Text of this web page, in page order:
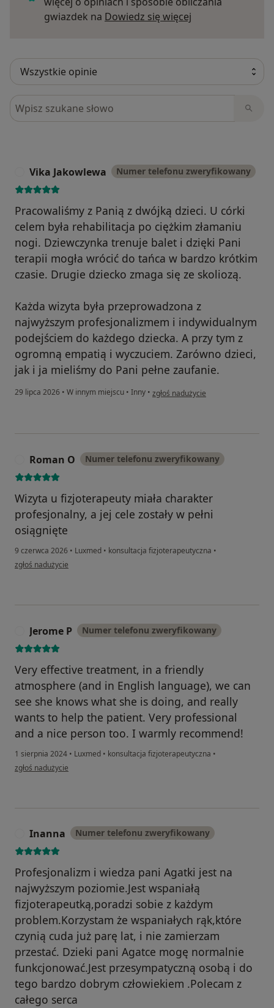
gwiazdek na Dowiedz się więcej
Szukaj w opiniach
Vika Jakowlewa Numer telefonu zweryfikowany
Pracowaliśmy z Panią z dwójką dzieci. U córki
celem była rehabilitacja po ciężkim złamaniu
nogi. Dziewczynka trenuje balet i dzięki Pani
terapii mogła wrócić do tańca w bardzo krótkim
czasie. Drugie dziecko zmaga się ze skoliozą.
Każda wizyta była przeprowadzona z
najwyższym profesjonalizmem i indywidualnym
podejściem do każdego dziecka. A przy tym z
ogromną empatią i wyczuciem. Zarówno dzieci,
jak i ja mieliśmy do Pani pełne zaufanie.
29 lipca 2026 • W innym miejscu • Inny • w opinii użytkownika Vika Jakowlewa
zgłoś nadużycie
Roman O Numer telefonu zweryfikowany
Wizyta u fizjoterapeuty miała charakter
profesjonalny, a jej cele zostały w pełni
osiągnięte
9 czerwca 2026 • Luxmed • konsultacja fizjoterapeutyczna •
w opinii użytkownika Roman O
zgłoś nadużycie
Jerome P Numer telefonu zweryfikowany
Very effective treatment, in a friendly
atmosphere (and in English language), we can
see she knows what she is doing, and really
wants to help the patient. Very professional
and a nice person too. I warmly recommend!
1 sierpnia 2024 • Luxmed • konsultacja fizjoterapeutyczna •
w opinii użytkownika Jerome P
zgłoś nadużycie
Inanna Numer telefonu zweryfikowany
Profesjonalizm i wiedza pani Agatki jest na
najwyższym poziomie.Jest wspaniałą
fizjoterapeutką,poradzi sobie z każdym
problem.Korzystam że wspaniałych rąk,które
czynią cuda już parę lat, i nie zamierzam
przestać. Dzieki pani Agatce mogę normalnie
funkcjonować.Jest przesympatyczną osobą i do
tego bardzo dobrym człowiekiem .Polecam z
całego serca